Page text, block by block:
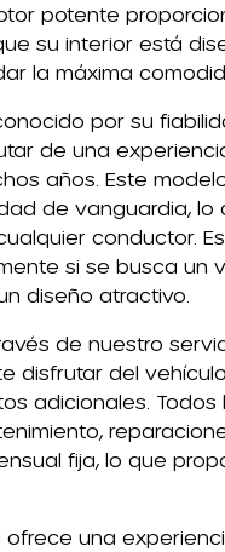
potente
su interior está
la máxima
por su
de una
años. Este
de vanguardia, lo
conductor.
si se busca un
diseño atractivo.
de nuestro
disfrutar del
adicionales. Todos
fija, lo que
ofrece una